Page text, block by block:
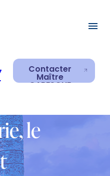
menu
Contacter
Maître
CARESCHE
Contacter
le